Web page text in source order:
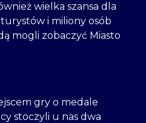
wielka szansa dla
i miliony osób
mogli zobaczyć Miasto
gry o medale
stoczyli u nas dwa